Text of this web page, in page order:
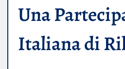
Una
Italiana di